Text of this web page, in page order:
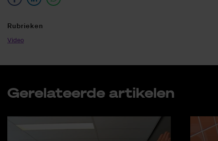
Ru­brie­ken
Video
Ge­re­la­teer­de ar­ti­ke­len